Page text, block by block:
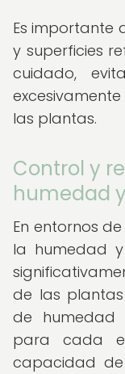
Es importante
y superficies
cuidado,
las plantas.
Control y
humedad
En entornos
la humedad
de las
de humedad
para cada
capacidad